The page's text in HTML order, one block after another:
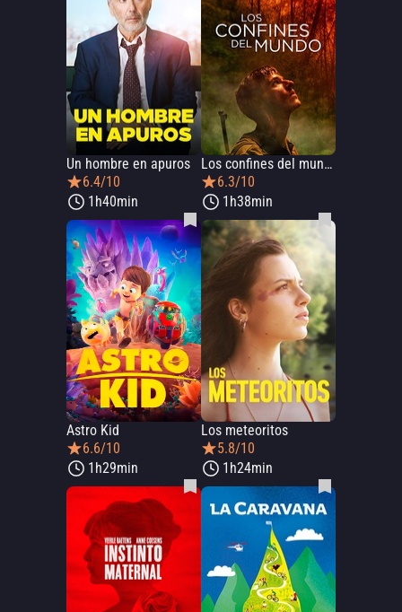
Un hombre en apuros
6.4/10
1h40min
Los confines del mundo
6.3/10
1h38min
Astro Kid
6.6/10
1h29min
Los meteoritos
5.8/10
1h24min